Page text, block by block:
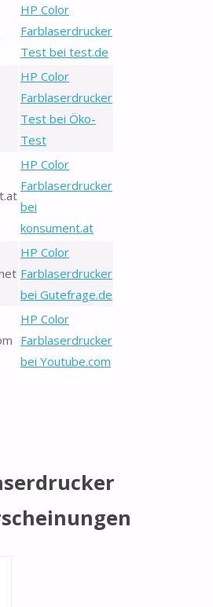
HP Color
Farblaserdrucker
Test bei test.de
HP Color
Farblaserdrucker
Test bei Öko-
Test
HP Color
Farblaserdrucker
bei
konsument.at
HP Color
Farblaserdrucker
bei Gutefrage.de
HP Color
Farblaserdrucker
bei Youtube.com